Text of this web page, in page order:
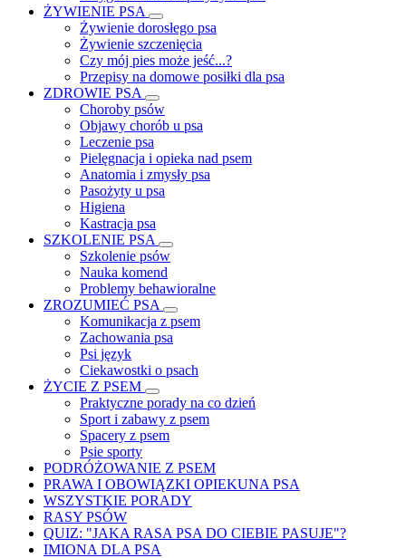
ŻYWIENIE PSA
Żywienie dorosłego psa
Żywienie szczenięcia
Czy mój pies może jeść...?
Przepisy na domowe posiłki dla psa
ZDROWIE PSA
Choroby psów
Objawy chorób u psa
Leczenie psa
Pielęgnacja i opieka nad psem
Anatomia i zmysły psa
Pasożyty u psa
Higiena
Kastracja psa
SZKOLENIE PSA
Szkolenie psów
Nauka komend
Problemy behawioralne
ZROZUMIEĆ PSA
Komunikacja z psem
Zachowania psa
Psi język
Ciekawostki o psach
ŻYCIE Z PSEM
Praktyczne porady na co dzień
Sport i zabawy z psem
Spacery z psem
Psie sporty
PODRÓŻOWANIE Z PSEM
PRAWA I OBOWIĄZKI OPIEKUNA PSA
WSZYSTKIE PORADY
RASY PSÓW
QUIZ: "JAKA RASA PSA DO CIEBIE PASUJE"?
IMIONA DLA PSA